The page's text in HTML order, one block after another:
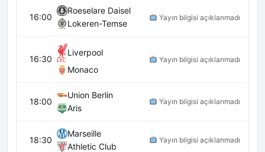
16:00
Roeselare Daisel
Lokeren-Temse
Yayın bilgisi açıklanmadı
16:30
Liverpool
Monaco
Yayın bilgisi açıklanmadı
18:00
Union Berlin
Aris
Yayın bilgisi açıklanmadı
18:30
Marseille
Athletic Club
Yayın bilgisi açıklanmadı